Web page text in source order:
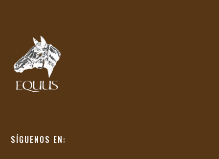
SÍGUENOS EN: